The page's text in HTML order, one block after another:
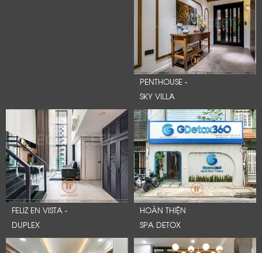
PENTHOUSE -
SKY VILLA
FELIZ EN VISTA -
DUPLEX
HOÀN THIỆN
SPA DETOX